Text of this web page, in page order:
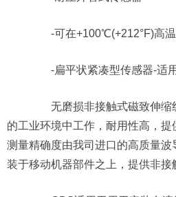
-可在+100℃(+212°F)高温
-扁平状紧凑型传感器-适
无磨损非接触式磁致伸缩
的工业环境中工作，耐用性高，
测量精确度由我司进口的高质量
装于移动机器部件之上，提供非接